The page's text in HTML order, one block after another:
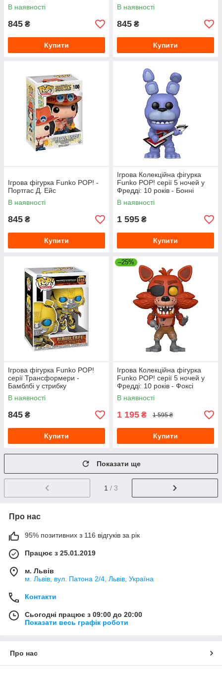
В наявності
845 ₴
Купити
В наявності
845 ₴
Купити
Ігрова фігурка Funko POP! -
Портгас Д. Ейс
В наявності
845 ₴
Купити
Ігрова Колекційна фігурка
Funko POP! серії 5 ночей у
Фредді: 10 років - Бонні
В наявності
1 595 ₴
Купити
Ігрова фігурка Funko POP!
серії Трансформери -
Бамблбі у стрибку
В наявності
845 ₴
Купити
–25%
Ігрова Колекційна фігурка
Funko POP! серії 5 ночей у
Фредді: 10 років - Фоксі
В наявності
1 195 ₴ 1 595 ₴
Купити
Показати ще
1 / 3
Про нас
95% позитивних з 116 відгуків за рік
Працює з 25.01.2019
м. Львів
м. Львів, вул. Патона 2/4, Львів, Україна
Контакти
Сьогодні працює з 09:00 до 20:00
Показати весь графік роботи
Про нас